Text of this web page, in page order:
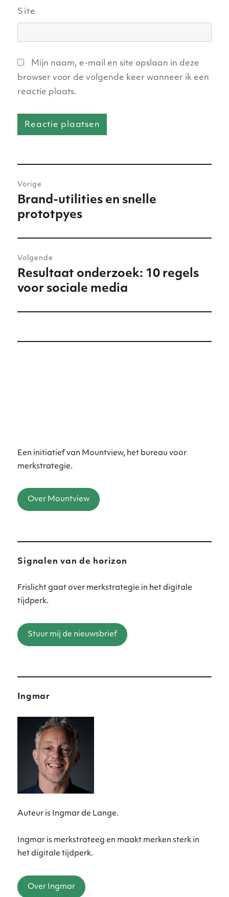
Site
Mijn naam, e-mail en site opslaan in deze
browser voor de volgende keer wanneer ik een
reactie plaats.
navigatie
Vorige
Vorig
bericht:
Brand-utilities en snelle
prototpyes
Volgende
Volgend
bericht:
Resultaat onderzoek: 10 regels
voor sociale media
Een initiatief van Mountview, het bureau voor
merkstrategie.
Over Mountview
Signalen van de horizon
Frislicht gaat over merkstrategie in het digitale
tijdperk.
Stuur mij de nieuwsbrief
Ingmar
Auteur is Ingmar de Lange.
Ingmar is merkstrateeg en maakt merken sterk in
het digitale tijdperk.
Over Ingmar